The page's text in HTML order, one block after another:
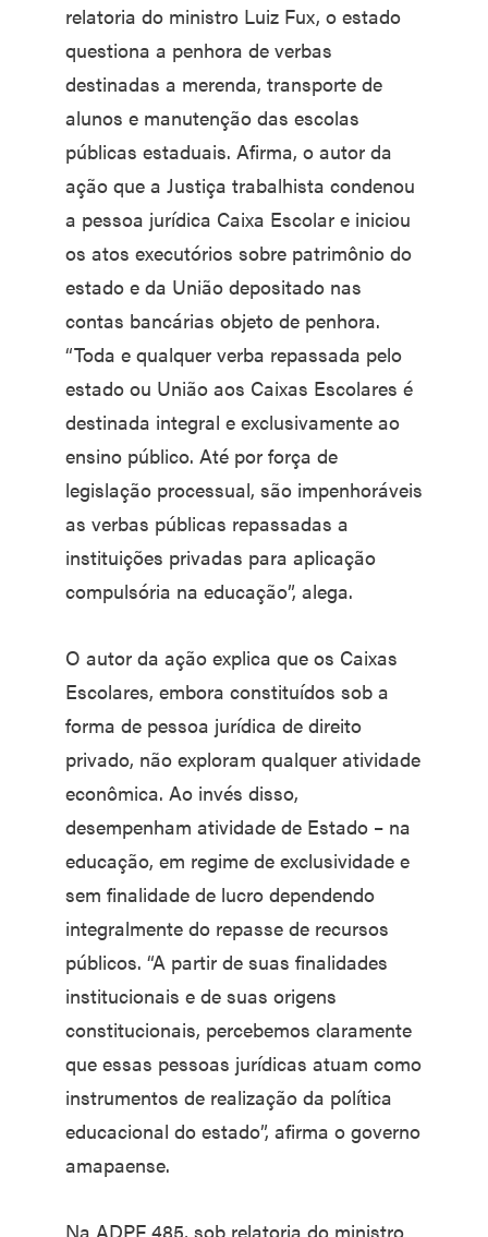
relatoria do ministro Luiz Fux, o estado
questiona a penhora de verbas
destinadas a merenda, transporte de
alunos e manutenção das escolas
públicas estaduais. Afirma, o autor da
ação que a Justiça trabalhista condenou
a pessoa jurídica Caixa Escolar e iniciou
os atos executórios sobre patrimônio do
estado e da União depositado nas
contas bancárias objeto de penhora.
“Toda e qualquer verba repassada pelo
estado ou União aos Caixas Escolares é
destinada integral e exclusivamente ao
ensino público. Até por força de
legislação processual, são impenhoráveis
as verbas públicas repassadas a
instituições privadas para aplicação
compulsória na educação”, alega.
O autor da ação explica que os Caixas
Escolares, embora constituídos sob a
forma de pessoa jurídica de direito
privado, não exploram qualquer atividade
econômica. Ao invés disso,
desempenham atividade de Estado – na
educação, em regime de exclusividade e
sem finalidade de lucro dependendo
integralmente do repasse de recursos
públicos. “A partir de suas finalidades
institucionais e de suas origens
constitucionais, percebemos claramente
que essas pessoas jurídicas atuam como
instrumentos de realização da política
educacional do estado”, afirma o governo
amapaense.
Na ADPF 485, sob relatoria do ministro